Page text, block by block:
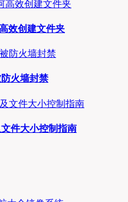
效创建文件夹
火墙封禁
件大小控制指南